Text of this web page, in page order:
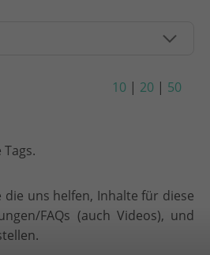
10 | 20 | 50
die uns helfen, Inhalte für diese
FAQs (auch Videos), und